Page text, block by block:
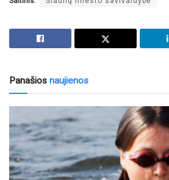
Panašios naujienos